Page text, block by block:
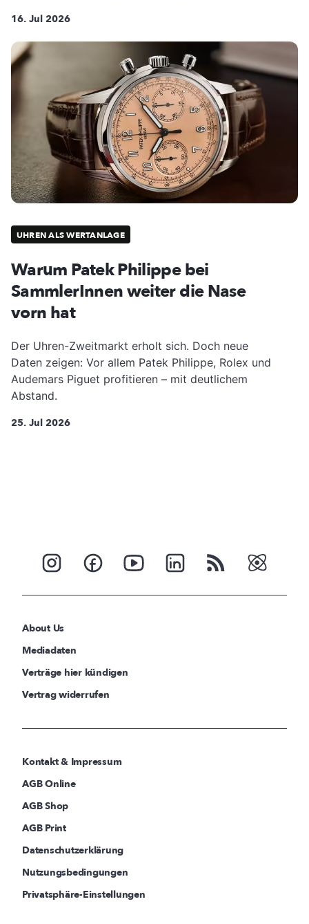
16. Jul 2026
UHREN ALS WERTANLAGE
Warum Patek Philippe bei
SammlerInnen weiter die Nase
vorn hat
Der Uhren-Zweitmarkt erholt sich. Doch neue
Daten zeigen: Vor allem Patek Philippe, Rolex und
Audemars Piguet profitieren – mit deutlichem
Abstand.
25. Jul 2026
About Us
Mediadaten
Verträge hier kündigen
Vertrag widerrufen
Kontakt & Impressum
AGB Online
AGB Shop
AGB Print
Datenschutzerklärung
Nutzungsbedingungen
Privatsphäre-Einstellungen